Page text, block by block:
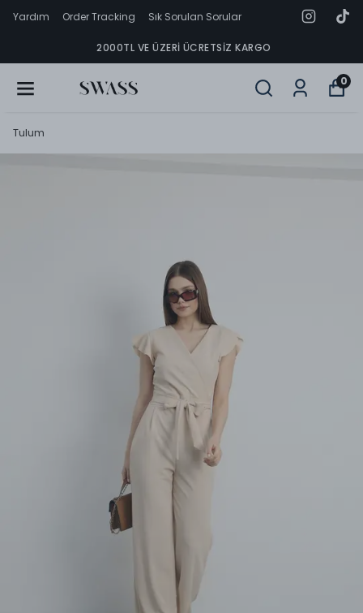
Yardım Order Tracking Sık Sorulan Sorular
2000TL VE ÜZERI ÜCRETSIZ KARGO
0
Tulum